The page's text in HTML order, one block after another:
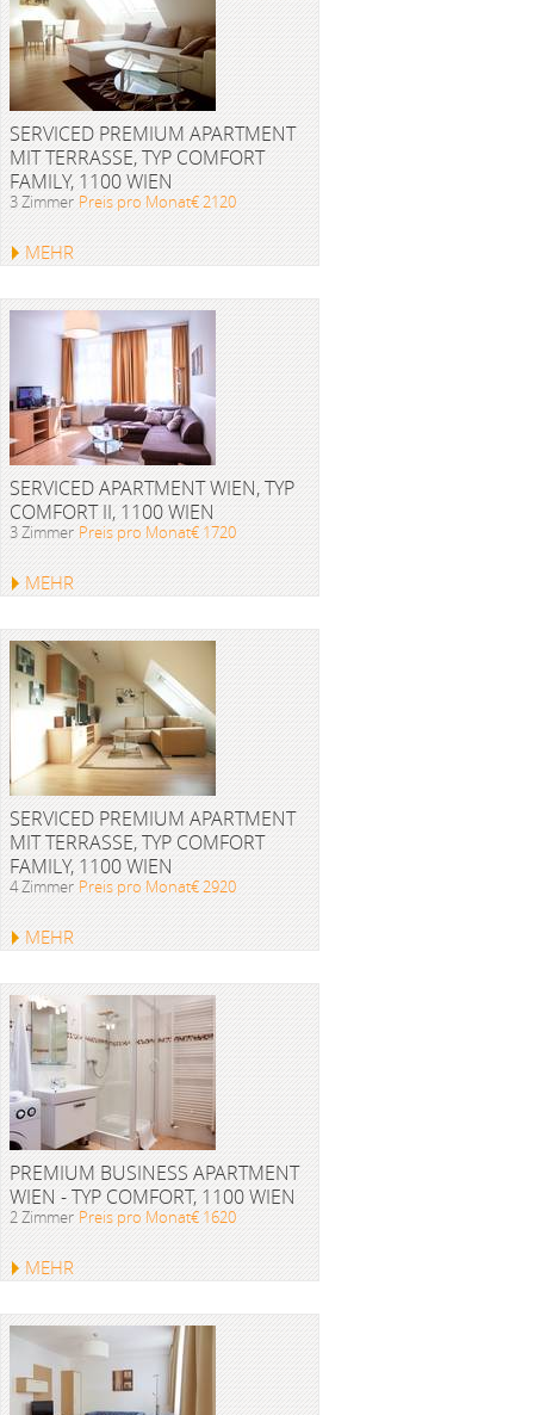
SERVICED PREMIUM APARTMENT
MIT TERRASSE, TYP COMFORT
FAMILY, 1100 WIEN
3 Zimmer Preis pro Monat€ 2120
MEHR
SERVICED APARTMENT WIEN, TYP
COMFORT II, 1100 WIEN
3 Zimmer Preis pro Monat€ 1720
MEHR
SERVICED PREMIUM APARTMENT
MIT TERRASSE, TYP COMFORT
FAMILY, 1100 WIEN
4 Zimmer Preis pro Monat€ 2920
MEHR
PREMIUM BUSINESS APARTMENT
WIEN - TYP COMFORT, 1100 WIEN
2 Zimmer Preis pro Monat€ 1620
MEHR